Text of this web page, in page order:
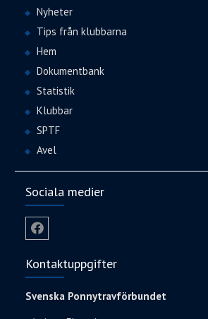
Nyheter
Tips från klubbarna
Hem
Dokumentbank
Statistik
Klubbar
SPTF
Avel
Sociala medier
Kontaktuppgifter
Svenska Ponnytravförbundet